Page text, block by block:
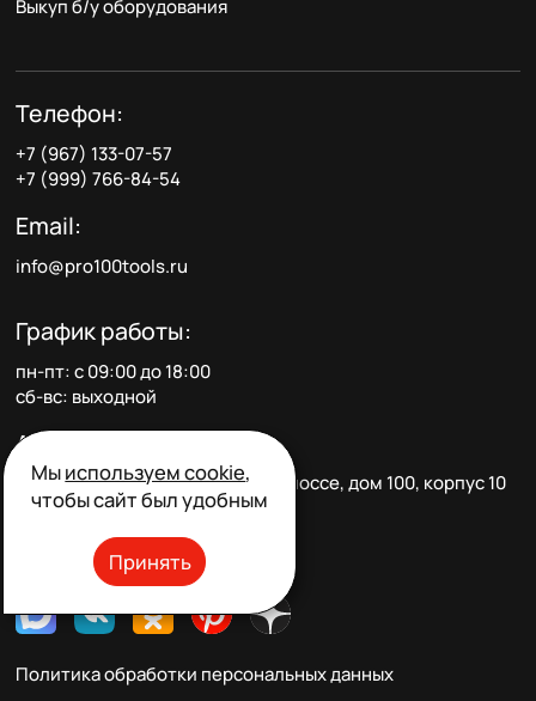
Выкуп б/у оборудования
Телефон:
+7 (967) 133-07-57
+7 (999) 766-84-54
Email:
info@pro100tools.ru
График работы:
пн-пт: с 09:00 до 18:00
сб-вс: выходной
Адрес:
105523, г. Москва, Щёлковское шоссе, дом 100, корпус 10
Социальные сети:
Политика обработки персональных данных
Мыиспользуем cookie,
чтобы сайт был удобным
Принять